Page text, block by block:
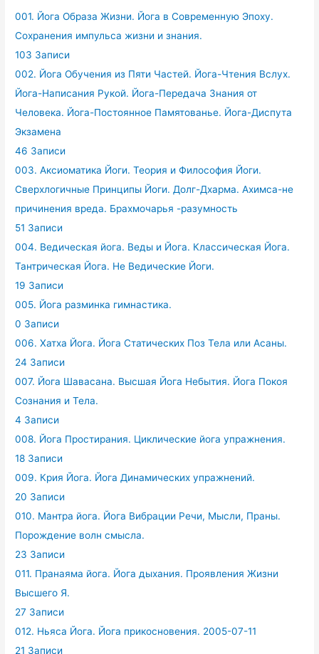
001. Йога Образа Жизни. Йога в Современную Эпоху.
Сохранения импульса жизни и знания.
103 Записи
002. Йога Обучения из Пяти Частей. Йога-Чтения Вслух.
Йога-Написания Рукой. Йога-Передача Знания от
Человека. Йога-Постоянное Памятованье. Йога-Диспута
Экзамена
46 Записи
003. Аксиоматика Йоги. Теория и Философия Йоги.
Сверхлогичные Принципы Йоги. Долг-Дхарма. Ахимса-не
причинения вреда. Брахмочарья -разумность
51 Записи
004. Ведическая йога. Веды и Йога. Классическая Йога.
Тантрическая Йога. Не Ведические Йоги.
19 Записи
005. Йога разминка гимнастика.
0 Записи
006. Хатха Йога. Йога Статических Поз Тела или Асаны.
24 Записи
007. Йога Шавасана. Высшая Йога Небытия. Йога Покоя
Сознания и Тела.
4 Записи
008. Йога Простирания. Циклические йога упражнения.
18 Записи
009. Крия Йога. Йога Динамических упражнений.
20 Записи
010. Мантра йога. Йога Вибрации Речи, Мысли, Праны.
Порождение волн смысла.
23 Записи
011. Пранаяма йога. Йога дыхания. Проявления Жизни
Высшего Я.
27 Записи
012. Ньяса Йога. Йога прикосновения. 2005-07-11
21 Записи